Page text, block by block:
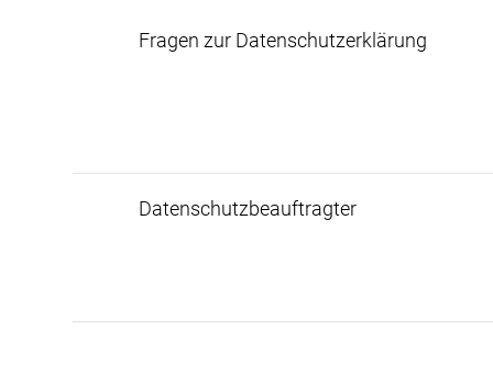
Fragen zur Datenschutzerklärung
Datenschutzbeauftragter